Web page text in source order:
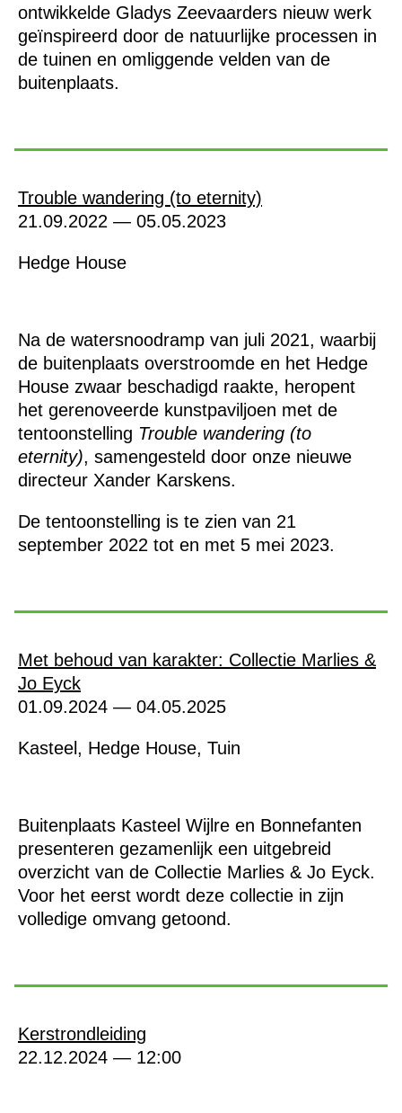
ontwikkelde Gladys Zeevaarders nieuw werk
geïnspireerd door de natuurlijke processen in
de tuinen en omliggende velden van de
buitenplaats.
Trouble wandering (to eternity)
21.09.2022 — 05.05.2023
Hedge House
Na de watersnoodramp van juli 2021, waarbij
de buitenplaats overstroomde en het Hedge
House zwaar beschadigd raakte, heropent
het gerenoveerde kunstpaviljoen met de
tentoonstelling Trouble wandering (to
eternity), samengesteld door onze nieuwe
directeur Xander Karskens.
De tentoonstelling is te zien van 21
september 2022 tot en met 5 mei 2023.
Met behoud van karakter: Collectie Marlies &
Jo Eyck
01.09.2024 — 04.05.2025
Kasteel, Hedge House, Tuin
Buitenplaats Kasteel Wijlre en Bonnefanten
presenteren gezamenlijk een uitgebreid
overzicht van de Collectie Marlies & Jo Eyck.
Voor het eerst wordt deze collectie in zijn
volledige omvang getoond.
Kerstrondleiding
22.12.2024 — 12:00